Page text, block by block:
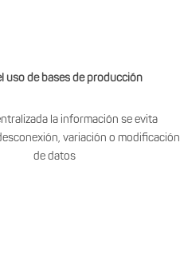
uso de bases de producción
la información se evita
variación o modificación
de datos